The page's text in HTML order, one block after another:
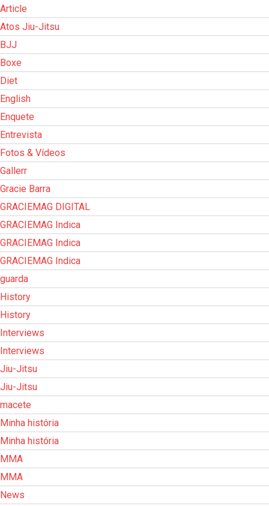
Article
Atos Jiu-Jitsu
BJJ
Boxe
Diet
English
Enquete
Entrevista
Fotos & Vídeos
Gallerr
Gracie Barra
GRACIEMAG DIGITAL
GRACIEMAG Indica
GRACIEMAG Indica
GRACIEMAG Indica
guarda
History
History
Interviews
Interviews
Jiu-Jitsu
Jiu-Jitsu
macete
Minha história
Minha história
MMA
MMA
News